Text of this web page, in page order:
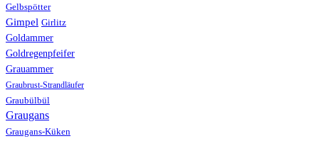
Gelbspötter
Gimpel Girlitz
Goldammer
Goldregenpfeifer
Grauammer
Graubrust-Strandläufer
Graubülbül
Graugans
Graugans-Küken